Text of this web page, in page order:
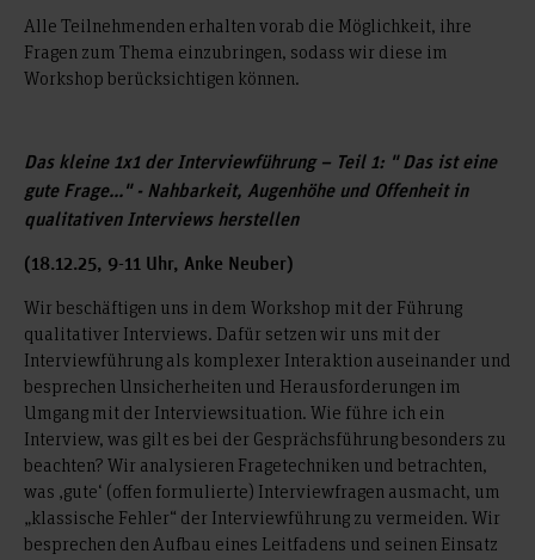
Alle Teilnehmenden erhalten vorab die Möglichkeit, ihre
Fragen zum Thema einzubringen, sodass wir diese im
Workshop berücksichtigen können.
Das kleine 1x1 der Interviewführung – Teil 1: " Das ist eine
gute Frage..." - Nahbarkeit, Augenhöhe und Offenheit in
qualitativen Interviews herstellen
(18.12.25, 9-11 Uhr, Anke Neuber)
Wir beschäftigen uns in dem Workshop mit der Führung
qualitativer Interviews. Dafür setzen wir uns mit der
Interviewführung als komplexer Interaktion auseinander und
besprechen Unsicherheiten und Herausforderungen im
Umgang mit der Interviewsituation. Wie führe ich ein
Interview, was gilt es bei der Gesprächsführung besonders zu
beachten? Wir analysieren Fragetechniken und betrachten,
was ‚gute‘ (offen formulierte) Interviewfragen ausmacht, um
„klassische Fehler“ der Interviewführung zu vermeiden. Wir
besprechen den Aufbau eines Leitfadens und seinen Einsatz